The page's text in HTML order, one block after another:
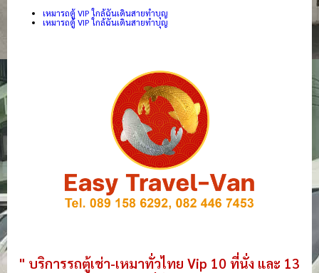
เหมารถตู้ VIP ใกล้ฉันเดินสายทำบุญ
เหมารถตู้ VIP ใกล้ฉันเดินสายทำบุญ
" บริการรถตู้เช่า-เหมาทั่วไทย Vip 10 ที่นั่ง และ 13